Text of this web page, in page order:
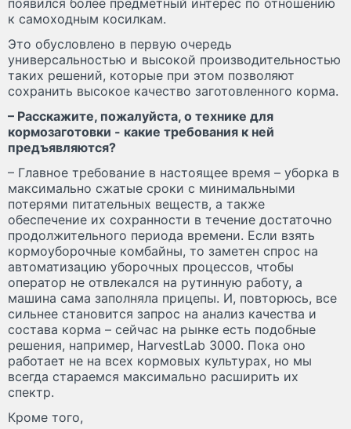
к самоходным косилкам.
Это обусловлено в первую очередь
универсальностью и высокой производительностью
таких решений, которые при этом позволяют
сохранить высокое качество заготовленного корма.
– Расскажите, пожалуйста, о технике для
кормозаготовки - какие требования к ней
предъявляются?
– Главное требование в настоящее время – уборка в
максимально сжатые сроки с минимальными
потерями питательных веществ, а также
обеспечение их сохранности в течение достаточно
продолжительного периода времени. Если взять
кормоуборочные комбайны, то заметен спрос на
автоматизацию уборочных процессов, чтобы
оператор не отвлекался на рутинную работу, а
машина сама заполняла прицепы. И, повторюсь, все
сильнее становится запрос на анализ качества и
состава корма – сейчас на рынке есть подобные
решения, например, HarvestLab 3000. Пока оно
работает не на всех кормовых культурах, но мы
всегда стараемся максимально расширить их
спектр.
Кроме того,